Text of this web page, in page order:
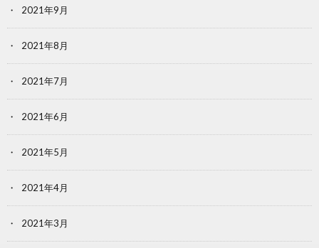
2021年9月
2021年8月
2021年7月
2021年6月
2021年5月
2021年4月
2021年3月